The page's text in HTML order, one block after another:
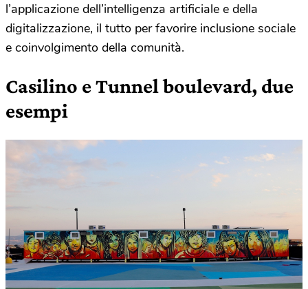
l’applicazione dell’intelligenza artificiale e della
digitalizzazione, il tutto per favorire inclusione sociale
e coinvolgimento della comunità.
Casilino e Tunnel boulevard, due
esempi